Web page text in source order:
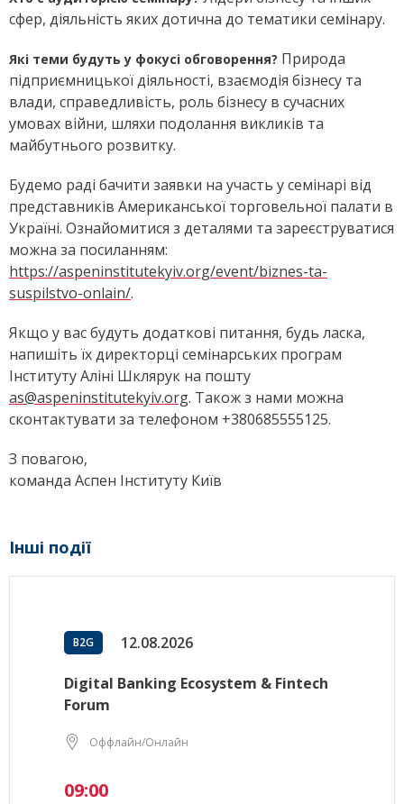
сфер, діяльність яких дотична до тематики семінару.
Які теми будуть у фокусі обговорення? Природа
підприємницької діяльності, взаємодія бізнесу та
влади, справедливість, роль бізнесу в сучасних
умовах війни, шляхи подолання викликів та
майбутнього розвитку.
Будемо раді бачити заявки на участь у семінарі від
представників Американської торговельної палати в
Україні. Ознайомитися з деталями та зареєструватися
можна за посиланням:
https://aspeninstitutekyiv.org/event/biznes-ta-
suspilstvo-onlain/.
Якщо у вас будуть додаткові питання, будь ласка,
напишіть їх директорці семінарських програм
Інституту Аліні Шклярук на пошту
as@aspeninstitutekyiv.org. Також з нами можна
сконтактувати за телефоном +380685555125.
З повагою,
команда Аспен Інституту Київ
Інші події
B2G 12.08.2026
Digital Banking Ecosystem & Fintech
Forum
Оффлайн/Онлайн
09:00